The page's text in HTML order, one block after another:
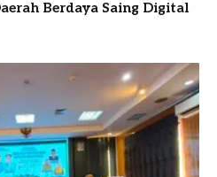
Berdaya Saing Digital